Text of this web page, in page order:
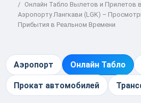
Онлайн Табло Вылетов и Прилетов
Аэропорту Лангкави (LGK) –
Прибытия в Реальном Времени
Аэропорт Онлайн Табло
Прокат автомобилей